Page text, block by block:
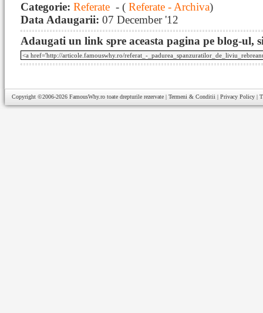
Categorie: Referate - ( Referate - Archiva)
Data Adaugarii: 07 December '12
Adaugati un link spre aceasta pagina pe blog-ul,
Copyright ©2006-2026 FamousWhy.ro toate drepturile rezervate | Termeni & Conditii | Privacy Policy |